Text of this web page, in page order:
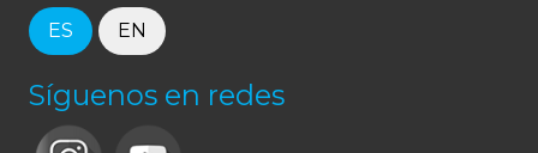
ES EN
Síguenos en redes